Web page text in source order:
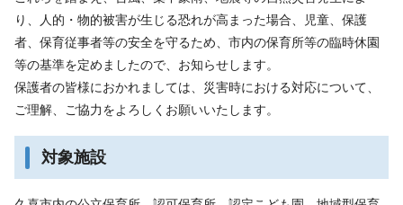
り、人的・物的被害が生じる恐れが高まった場合、児童、保護
者、保育従事者等の安全を守るため、市内の保育所等の臨時休園
等の基準を定めましたので、お知らせします。
保護者の皆様におかれましては、災害時における対応について、
ご理解、ご協力をよろしくお願いいたします。
対象施設